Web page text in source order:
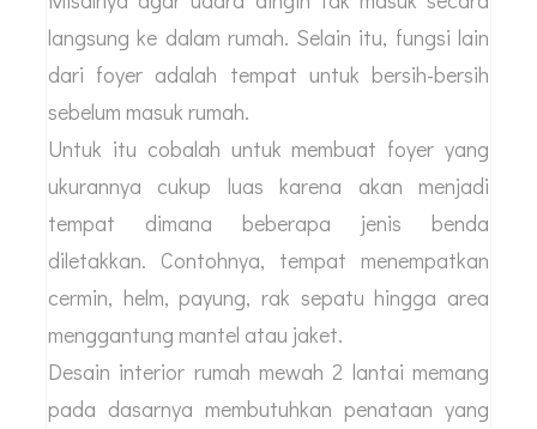
langsung ke dalam rumah. Selain itu, fungsi lain
dari foyer adalah tempat untuk bersih-bersih
sebelum masuk rumah.
Untuk itu cobalah untuk membuat foyer yang
ukurannya cukup luas karena akan menjadi
tempat dimana beberapa jenis benda
diletakkan. Contohnya, tempat menempatkan
cermin, helm, payung, rak sepatu hingga area
menggantung mantel atau jaket.
Desain interior rumah mewah 2 lantai memang
pada dasarnya membutuhkan penataan yang